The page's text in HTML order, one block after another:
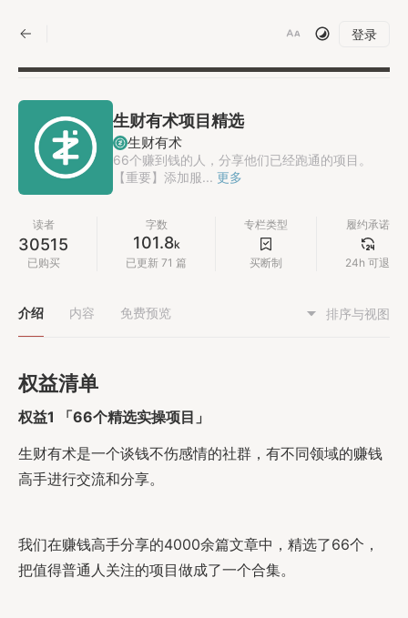
登录
生财有术项目精选
生财有术
66个赚到钱的人，分享他们已经跑通的项目。
【重要】添加服... 更多
读者
30515
已购买
字数
101.8k
已更新 71 篇
专栏类型
买断制
履约承诺
24h 可退
介绍 内容 免费预览 排序与视图
权益清单
权益1 「66个精选实操项目」
生财有术是一个谈钱不伤感情的社群，有不同领域的赚钱
高手进行交流和分享。
我们在赚钱高手分享的4000余篇文章中，精选了66个，
把值得普通人关注的项目做成了一个合集。